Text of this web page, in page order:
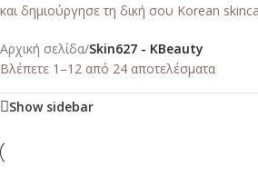
και δημιούργησε τη δική σου Korean
Αρχική σελίδα/Skin627 - KBeauty
Βλέπετε 1–12 από 24 αποτελέσματα
Show sidebar